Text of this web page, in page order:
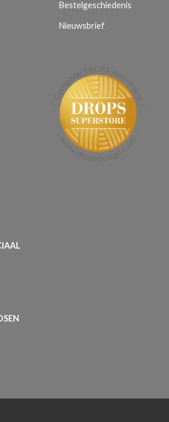
Bestelgeschiedenis
Nieuwsbrief